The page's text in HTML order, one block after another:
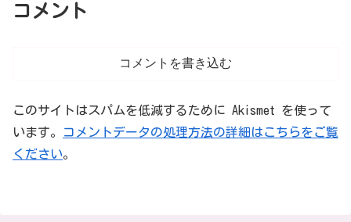
コメント
コメントを書き込む
このサイトはスパムを低減するために Akismet を使って
います。
コメントデータの処理方法の詳細はこちらをご覧
ください。